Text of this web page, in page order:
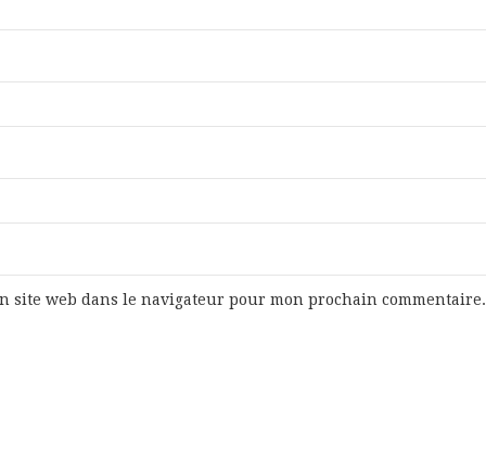
site web dans le navigateur pour mon prochain commentaire.